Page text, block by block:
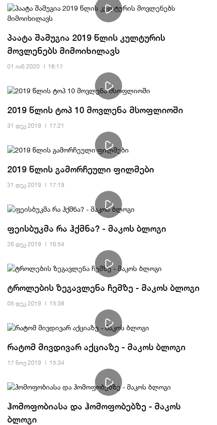
პაატა შამუგია 2019 წლის კულტურის
მოვლენებს მიმოიხილავს
01 იან 2020 18:17
2019 წლის ტოპ 10 მოვლენა მსოფლიოში
31 დეკ 2019 17:21
2019 წლის გამორჩეული ფილმები
31 დეკ 2019 17:19
ფეისბუკმა რა ჰქმნა? - მაკოს ბლოგი
26 დეკ 2019 16:54
ტროლების ზეგავლენა ჩემზე - მაკოს ბლოგი
05 დეკ 2019 15:38
რატომ მივდივარ აქციაზე - მაკოს ბლოგი
17 ნოე 2019 15:34
ჰომოფობიასა და ჰომოფობებზე - მაკოს
ბლოგი